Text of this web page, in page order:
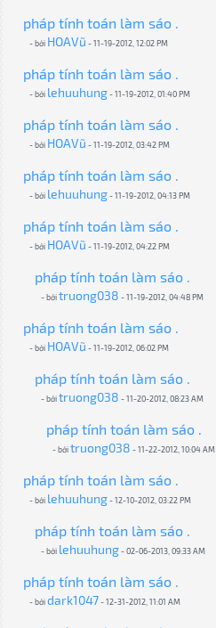
pháp tính toán làm sáo .
- bởi HOAVũ - 11-19-2012, 12:02 PM
pháp tính toán làm sáo .
- bởi lehuuhung- 11-19-2012, 01:40 PM
pháp tính toán làm sáo .
- bởi HOAVũ - 11-19-2012, 03:42 PM
pháp tính toán làm sáo .
- bởi lehuuhung- 11-19-2012, 04:13 PM
pháp tính toán làm sáo .
- bởi HOAVũ - 11-19-2012, 04:22 PM
pháp tính toán làm sáo .
- bởitruong038 - 11-19-2012, 04:48 PM
pháp tính toán làm sáo .
- bởi HOAVũ - 11-19-2012, 06:02 PM
pháp tính toán làm sáo .
- bởitruong038 - 11-20-2012, 08:23 AM
pháp tính toán làm sáo .
- bởitruong038 - 11-22-2012, 10:04 AM
pháp tính toán làm sáo .
- bởi lehuuhung- 12-10-2012, 03:22 PM
pháp tính toán làm sáo .
- bởi lehuuhung- 02-06-2013, 09:33 AM
pháp tính toán làm sáo .
- bởidark1047 - 12-31-2012, 11:01 AM